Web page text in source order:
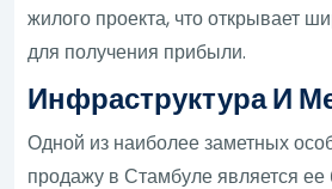
жилого проекта, что открывает
для получения прибыли.
Инфраструктура И
Одной из наиболее заметных
продажу в Стамбуле является ее